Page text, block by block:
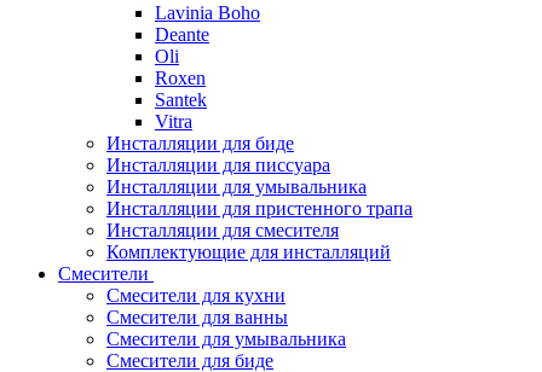
Lavinia Boho
Deante
Oli
Roxen
Santek
Vitra
Инсталляции для биде
Инсталляции для писсуара
Инсталляции для умывальника
Инсталляции для пристенного трапа
Инсталляции для смесителя
Комплектующие для инсталляций
Смесители
Смесители для кухни
Смесители для ванны
Смесители для умывальника
Смесители для биде